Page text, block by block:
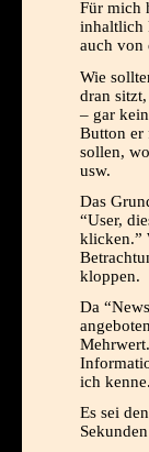
Für mich
inhaltlich
auch von
Wie
dran
– gar
Button er
sollen,
usw.
Das
“User,
klicken.”
kloppen.
Da
ich
Es sei